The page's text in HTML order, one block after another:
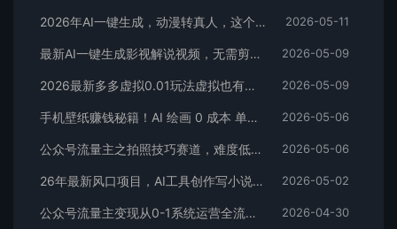
2026年AI一键生成，动漫转真人，这个月靠这个AI赚了2W+ 2026-05-11
最新AI一键生成影视解说视频，无需剪辑3分钟1条，条条爆款，多平台变现日入2000+ 2026-05-09
2026最新多多虚拟0.01玩法虚拟也有新门路轻松日入2500! 2026-05-09
手机壁纸赚钱秘籍！AI 绘画 0 成本 单店狂销 3.8 万单 2026-05-06
公众号流量主之拍照技巧赛道，难度低+流量大，起号第一篇就爆了10w阅读！ 2026-05-06
26年最新风口项目，AI工具创作写小说，轻松实现日入1000+ 2026-05-02
公众号流量主变现从0-1系统运营全流程讲解！ 2026-04-30